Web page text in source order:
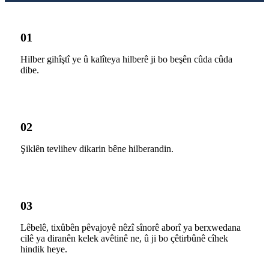
01
Hilber gihîştî ye û kalîteya hilberê ji bo beşên cûda cûda
dibe.
02
Şiklên tevlihev dikarin bêne hilberandin.
03
Lêbelê, tixûbên pêvajoyê nêzî sînorê aborî ya berxwedana
cilê ya diranên kelek avêtinê ne, û ji bo çêtirbûnê cîhek
hindik heye.